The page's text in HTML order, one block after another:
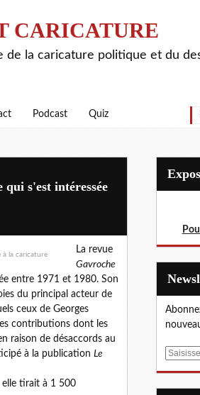
CARICATURE
la caricature politique et du
Podcast Quiz
s'est intéressée
La revue
Gavroche
entre 1971 et 1980. Son
du principal acteur de
ceux de Georges
contributions dont les
raison de désaccords au
à la publication Le
elle tirait à 1 500
E